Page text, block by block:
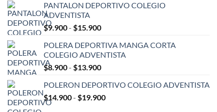
PANTALON DEPORTIVO COLEGIO
ADVENTISTA
$9.900- $15.900Rango
precios:
desde
$9.900
$15.900
POLERA DEPORTIVA MANGA CORTA
COLEGIO ADVENTISTA
$8.900- $13.900Rango
precios:
desde
POLERON DEPORTIVO COLEGIO ADVENTISTA
$14.900- $19.900Rango